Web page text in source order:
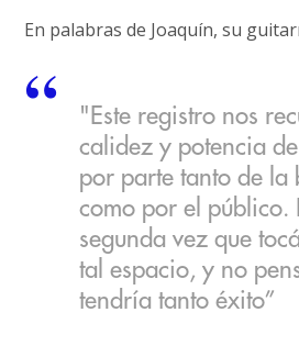
En palabras de Joaquín, su
"Este registro nos
calidez y potencia
por parte tanto de la
como por el público.
segunda vez que
tal espacio, y no
tendría tanto éxito”